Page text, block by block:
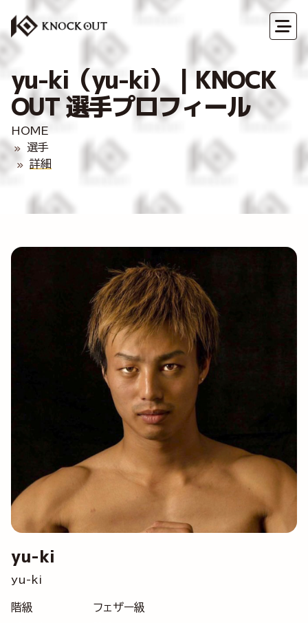
yu-ki（yu-ki）｜KNOCK
OUT 選手プロフィール
HOME
選手
詳細
yu-ki
yu-ki
階級
フェザー級